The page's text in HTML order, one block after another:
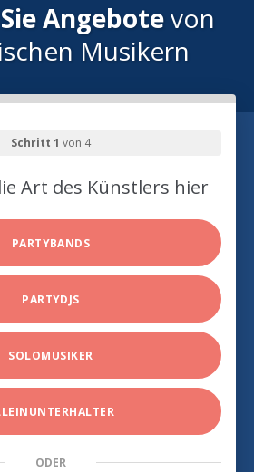
Angebotevon
Musikern
Schritt 1 von 4
Art des Künstlers hier
PARTYBANDS
PARTYDJS
SOLOMUSIKER
ODER